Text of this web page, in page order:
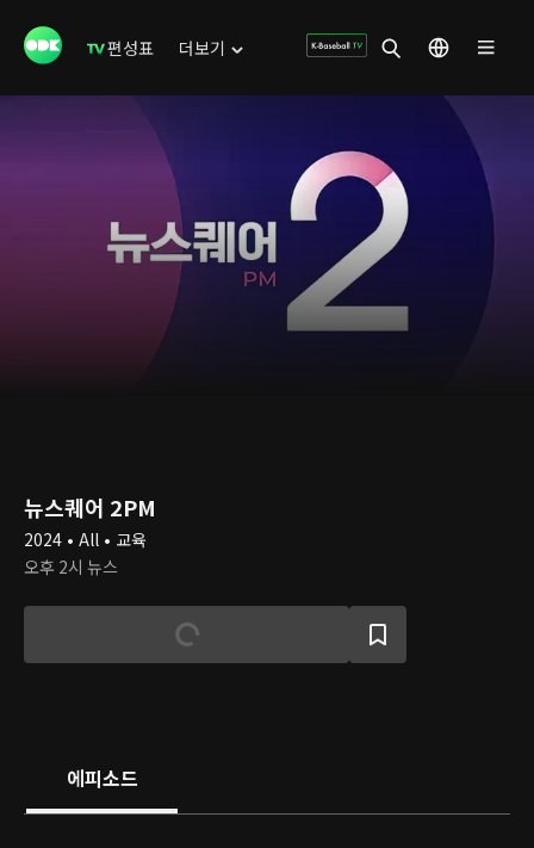
편성표 더보기
뉴스퀘어 2PM
2024 • All • 교육
오후 2시 뉴스
에피소드